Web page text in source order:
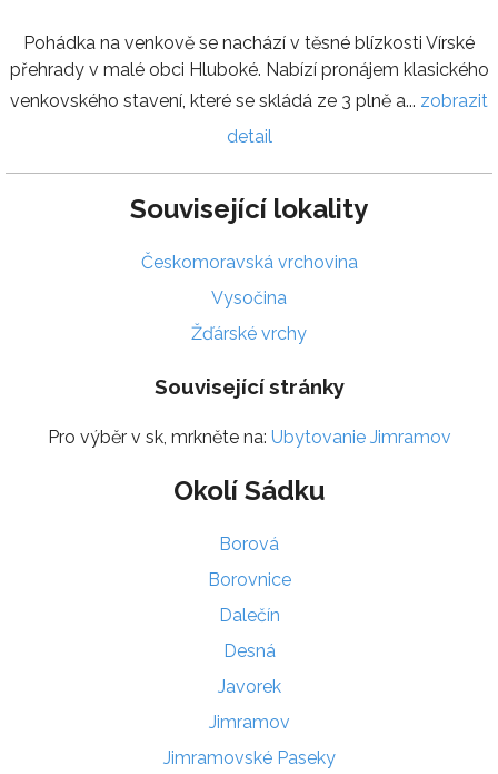
Pohádka na venkově se nachází v těsné blízkosti Vírské
přehrady v malé obci Hluboké. Nabízí pronájem klasického
venkovského stavení, které se skládá ze 3 plně a... zobrazit
detail
Související lokality
Českomoravská vrchovina
Vysočina
Žďárské vrchy
Související stránky
Pro výběr v sk, mrkněte na: Ubytovanie Jimramov
Okolí Sádku
Borová
Borovnice
Dalečín
Desná
Javorek
Jimramov
Jimramovské Paseky